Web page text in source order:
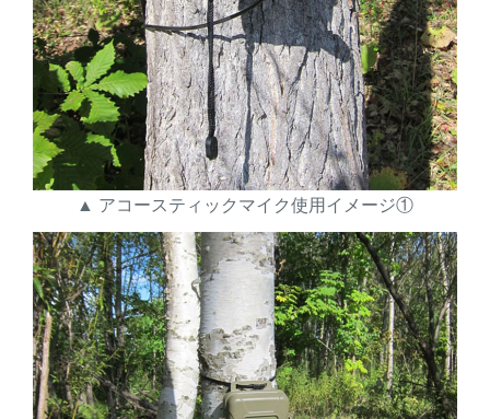
▲ アコースティックマイク使用イメージ①